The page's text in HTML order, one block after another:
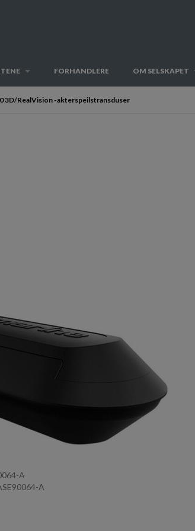
FORHANDLERE OM SELSKAPET
3D/RealVision -akterspeilstransduser
A
A